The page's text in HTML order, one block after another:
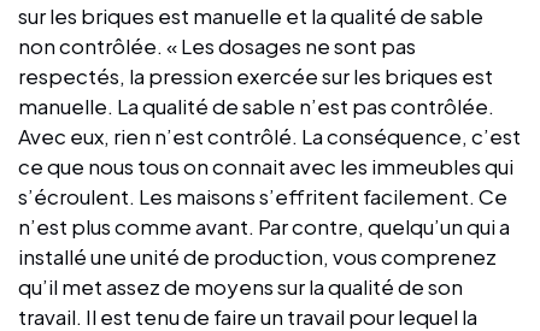
sur les briques est manuelle et la qualité de sable
non contrôlée. « Les dosages ne sont pas
respectés, la pression exercée sur les briques est
manuelle. La qualité de sable n’est pas contrôlée.
Avec eux, rien n’est contrôlé. La conséquence, c’est
ce que nous tous on connait avec les immeubles qui
s’écroulent. Les maisons s’effritent facilement. Ce
n’est plus comme avant. Par contre, quelqu’un qui a
installé une unité de production, vous comprenez
qu’il met assez de moyens sur la qualité de son
travail. Il est tenu de faire un travail pour lequel la